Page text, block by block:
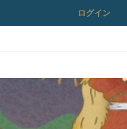
ログイン